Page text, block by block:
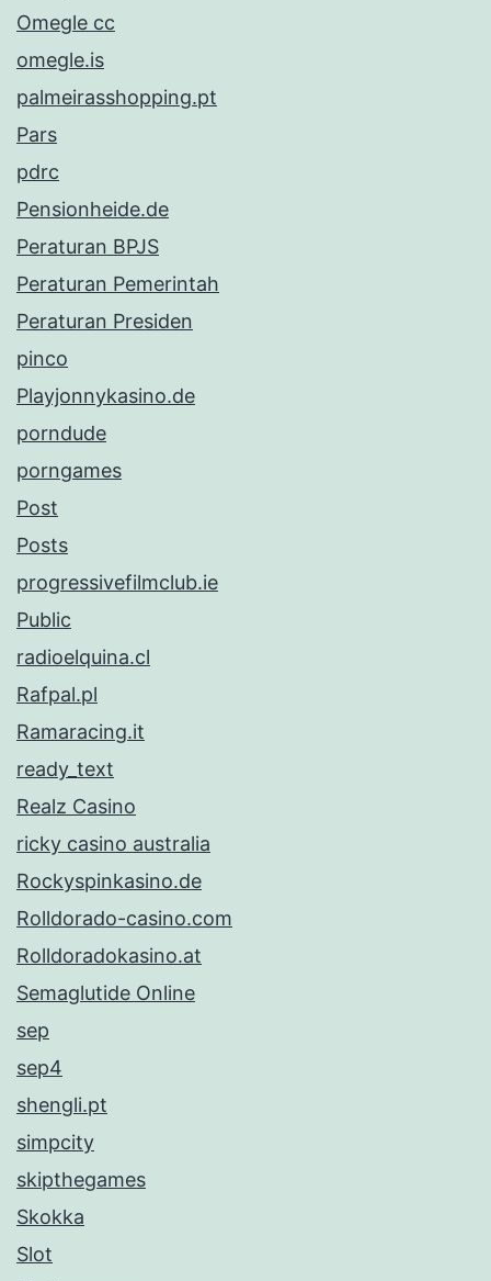
Omegle cc
omegle.is
palmeirasshopping.pt
Pars
pdrc
Pensionheide.de
Peraturan BPJS
Peraturan Pemerintah
Peraturan Presiden
pinco
Playjonnykasino.de
porndude
porngames
Post
Posts
progressivefilmclub.ie
Public
radioelquina.cl
Rafpal.pl
Ramaracing.it
ready_text
Realz Casino
ricky casino australia
Rockyspinkasino.de
Rolldorado-casino.com
Rolldoradokasino.at
Semaglutide Online
sep
sep4
shengli.pt
simpcity
skipthegames
Skokka
Slot